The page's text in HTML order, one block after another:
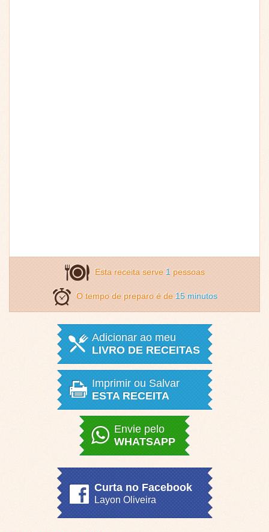
Esta receita serve 1 pessoas
O tempo de preparo é de 15 minutos
Adicionar ao meu
LIVRO DE RECEITAS
Imprimir ou Salvar
ESTA RECEITA
Envie pelo
WHATSAPP
Curta no Facebook
Layon Oliveira